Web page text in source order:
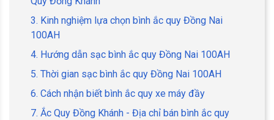
3. Kinh nghiệm lựa chọn bình ắc quy Đồng Nai
100AH
4. Hướng dẫn sạc bình ắc quy Đồng Nai 100AH
5. Thời gian sạc bình ắc quy Đồng Nai 100AH
6. Cách nhận biết bình ắc quy xe máy đầy
7. Ắc Quy Đồng Khánh - Địa chỉ bán bình ắc quy